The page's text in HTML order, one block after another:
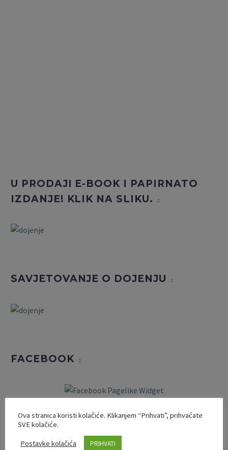
U PRODAJI E-BOOK I PAPIRNATO
IZDANJE! KLIK NA SLIKU.
SAVJETOVANJE O DOJENJU
FACEBOOK
Ova stranica koristi kolačiće. Klikanjem “Prihvati”, prihvaćate
SVE kolačiće.
Postavke kolačića PRIHVATI